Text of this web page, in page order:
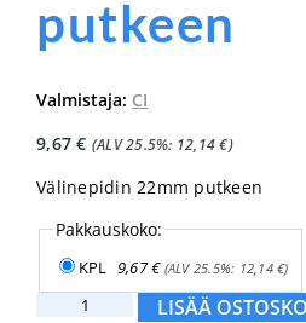
putkeen
Valmistaja: CI
9,67€ (ALV 25.5%: 12,14€)
Välinepidin 22mm putkeen
Pakkauskoko:
KPL 9,67€(ALV 25.5%: 12,14€)
Toolflex
LISÄÄ